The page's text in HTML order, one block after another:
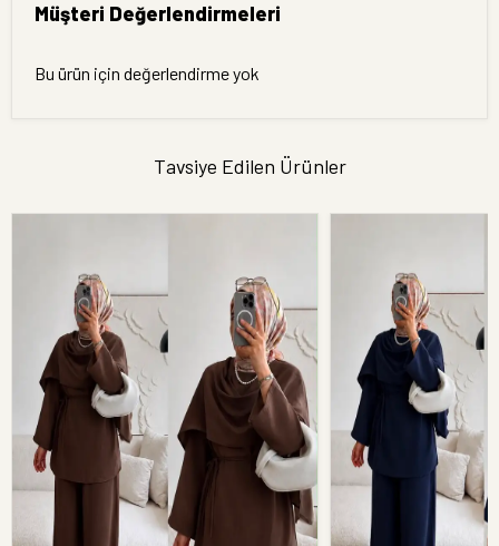
Müşteri Değerlendirmeleri
Bu ürün için değerlendirme yok
Tavsiye Edilen Ürünler